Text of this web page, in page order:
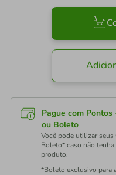
Pague com
ou Boleto
Você pode utilizar seus
Boleto* caso não
produto.
*Boleto exclusivo para